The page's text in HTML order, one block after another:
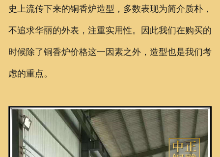
史上流传下来的铜香炉造型，多数表现为简介质朴，
不追求华丽的外表，注重实用性。因此我们在购买的
时候除了铜香炉价格这一因素之外，造型也是我们考
虑的重点。